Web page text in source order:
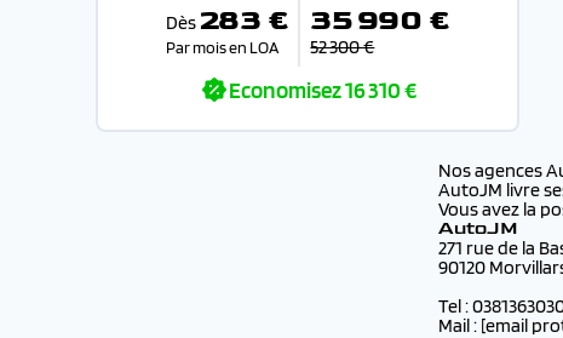
Dès 283 €
Par mois en LOA
35 990 €
52 300 €
Economisez16 310 €
Nos agences
AutoJM livre
Vous avez la
AutoJM
271 rue de la
90120
Tel :
Mail : [email